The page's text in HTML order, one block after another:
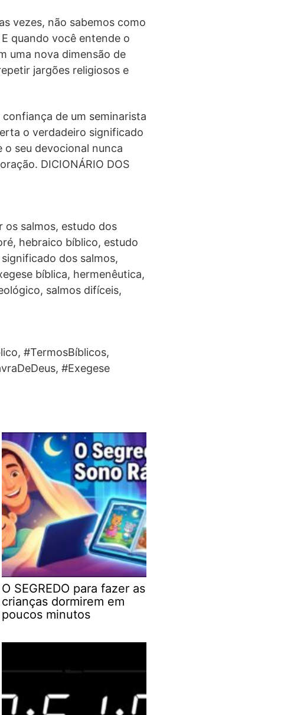
vezes, não sabemos como
quando você entende o
uma nova dimensão de
jargões religiosos e
de um seminarista
o verdadeiro significado
o seu devocional nunca
DICIONÁRIO DOS
os salmos, estudo dos
hebraico bíblico, estudo
dos salmos,
bíblica, hermenêutica,
salmos difíceis,
#TermosBíblicos,
#Exegese
O SEGREDO para fazer as
crianças dormirem em
poucos minutos